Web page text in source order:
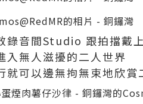
錄音間Studio 跟拍擋戴
入無人滋擾的二人世界
就可以邊無拘無束地欣